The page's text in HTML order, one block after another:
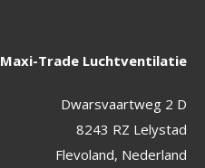
Maxi-Trade Luchtventilatie
Dwarsvaartweg 2 D
8243 RZ Lelystad
Flevoland, Nederland